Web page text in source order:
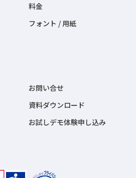
料金
フォント / 用紙
お問い合せ
資料ダウンロード
お試しデモ体験申し込み